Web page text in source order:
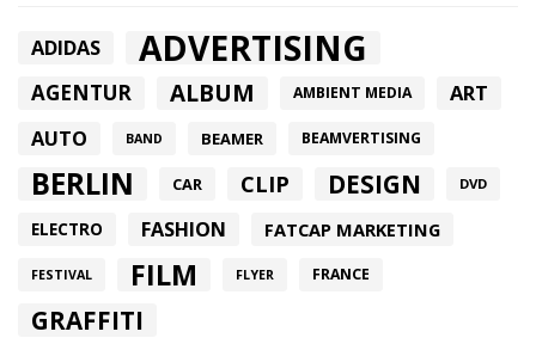
ADIDAS ADVERTISING
AGENTUR ALBUM AMBIENT MEDIA ART
AUTO BAND BEAMER BEAMVERTISING
BERLIN CAR CLIP DESIGN DVD
ELECTRO FASHION FATCAP MARKETING
FESTIVAL FILM FLYER FRANCE
GRAFFITI